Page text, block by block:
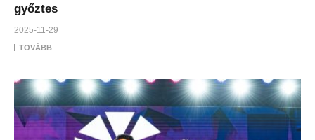
győztes
2025-11-29
TOVÁBB